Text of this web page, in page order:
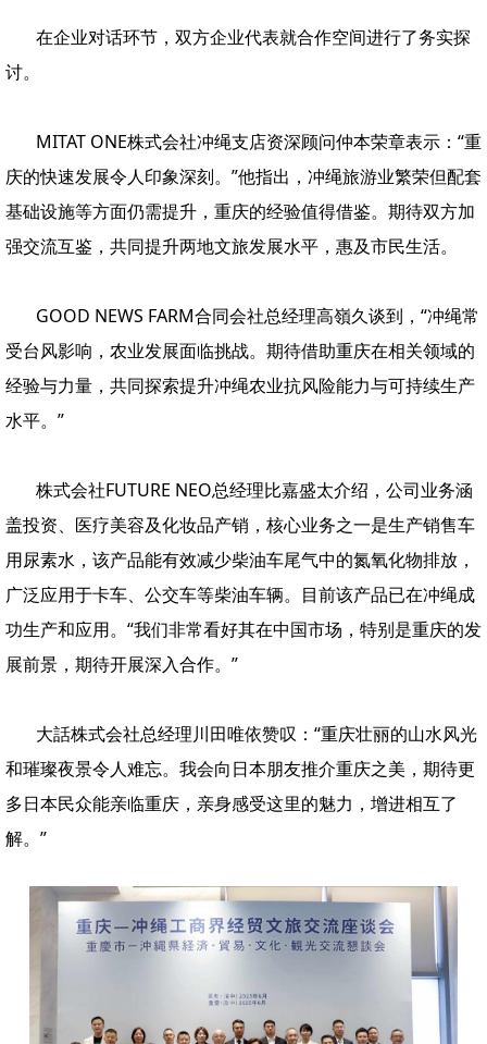
在企业对话环节，双方企业代表就合作空间进行了务实探
讨。
MITAT ONE株式会社冲绳支店资深顾问仲本荣章表示：“重
庆的快速发展令人印象深刻。”他指出，冲绳旅游业繁荣但配套
基础设施等方面仍需提升，重庆的经验值得借鉴。期待双方加
强交流互鉴，共同提升两地文旅发展水平，惠及市民生活。
GOOD NEWS FARM合同会社总经理高嶺久谈到，“冲绳常
受台风影响，农业发展面临挑战。期待借助重庆在相关领域的
经验与力量，共同探索提升冲绳农业抗风险能力与可持续生产
水平。”
株式会社FUTURE NEO总经理比嘉盛太介绍，公司业务涵
盖投资、医疗美容及化妆品产销，核心业务之一是生产销售车
用尿素水，该产品能有效减少柴油车尾气中的氮氧化物排放，
广泛应用于卡车、公交车等柴油车辆。目前该产品已在冲绳成
功生产和应用。“我们非常看好其在中国市场，特别是重庆的发
展前景，期待开展深入合作。”
大話株式会社总经理川田唯依赞叹：“重庆壮丽的山水风光
和璀璨夜景令人难忘。我会向日本朋友推介重庆之美，期待更
多日本民众能亲临重庆，亲身感受这里的魅力，增进相互了
解。”